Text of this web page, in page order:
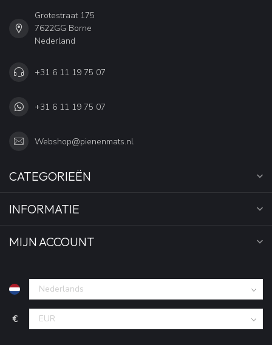
Grotestraat 175
7622GG Borne
Nederland
+31 6 11 19 75 07
+31 6 11 19 75 07
Webshop@pienenmats.nl
CATEGORIEËN
INFORMATIE
MIJN ACCOUNT
€